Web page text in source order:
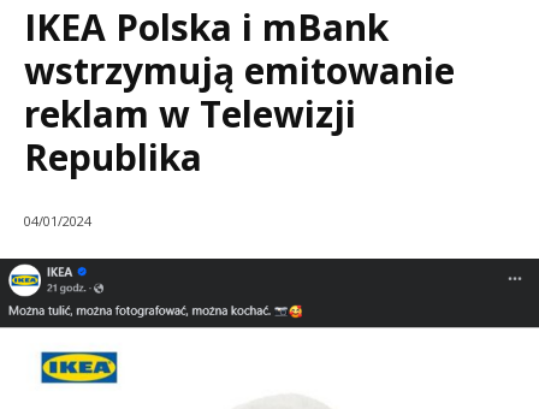
IKEA Polska i mBank
wstrzymują emitowanie
reklam w Telewizji
Republika
04/01/2024